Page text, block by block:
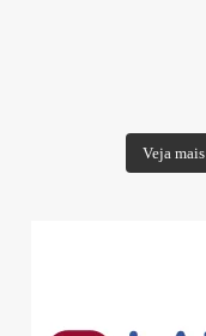
Veja mais